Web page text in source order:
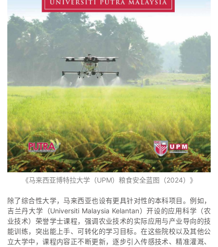
《马来西亚博特拉大学（UPM）粮食安全蓝图（2024）》
除了综合性大学，马来西亚也设有更具针对性的本科项目。例如，
吉兰丹大学（Universiti Malaysia Kelantan）开设的应用科学（农
业技术）荣誉学士课程，强调农业技术的实际应用与产业导向的技
能训练，突出能上手、可转化的学习目标。在这些院校以及其他公
立大学中，课程内容正不断更新，逐步引入传感技术、精准灌溉、